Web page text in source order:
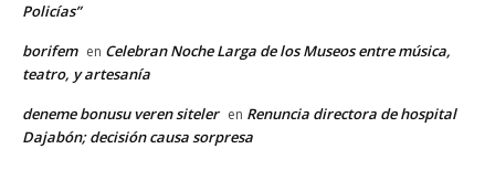
Policías”
borifem en Celebran Noche Larga de los Museos entre música,
teatro, y artesanía
deneme bonusu veren siteler en Renuncia directora de hospital
Dajabón; decisión causa sorpresa